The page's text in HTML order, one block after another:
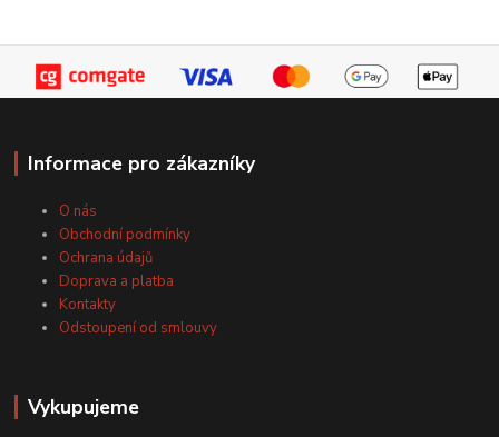
Informace pro zákazníky
O nás
Obchodní podmínky
Ochrana údajů
Doprava a platba
Kontakty
Odstoupení od smlouvy
Vykupujeme